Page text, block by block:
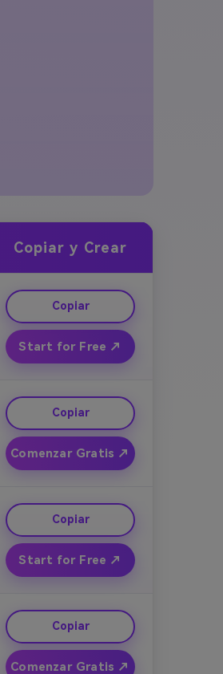
Copiar y Crear
Copiar
Start for Free ↗
Copiar
Comenzar Gratis ↗
Copiar
Start for Free ↗
Copiar
Comenzar Gratis ↗